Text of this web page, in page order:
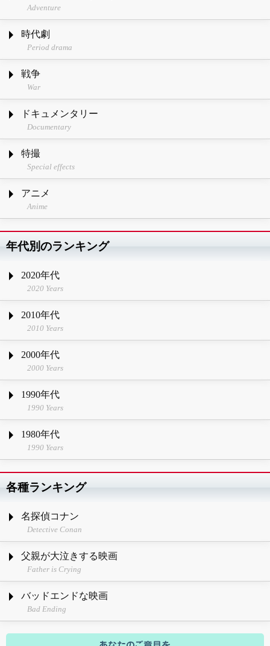
Adventure
時代劇
Period drama
戦争
War
ドキュメンタリー
Documentary
特撮
Special effects
アニメ
Anime
年代別のランキング
2020年代
2020 Years
2010年代
2010 Years
2000年代
2000 Years
1990年代
1990 Years
1980年代
1990 Years
各種ランキング
名探偵コナン
Detective Conan
父親が大泣きする映画
Father is Crying
バッドエンドな映画
Bad Ending